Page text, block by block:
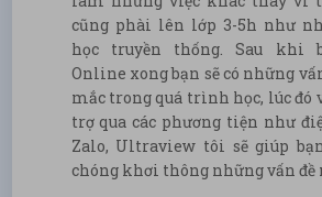
cũng phài lên lớp 3-5h như
học truyền thống. Sau khi
Online xong bạn sẽ có những
mắc trong quá trình học, lúc đó
trợ qua các phương tiện như
Zalo, Ultraview tôi sẽ giúp
chóng khơi thông những vấn đề